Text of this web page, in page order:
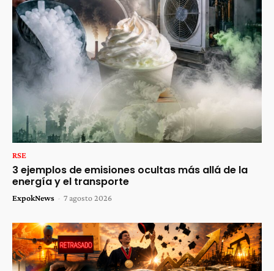
RSE
3 ejemplos de emisiones ocultas más allá de la
energía y el transporte
ExpokNews - 7 agosto 2026